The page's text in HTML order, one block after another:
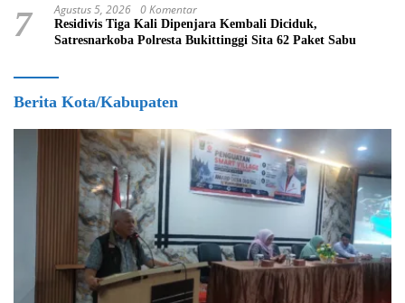
7 Agustus 5, 2026 0 Komentar
Residivis Tiga Kali Dipenjara Kembali Diciduk,
Satresnarkoba Polresta Bukittinggi Sita 62 Paket Sabu
Berita Kota/Kabupaten